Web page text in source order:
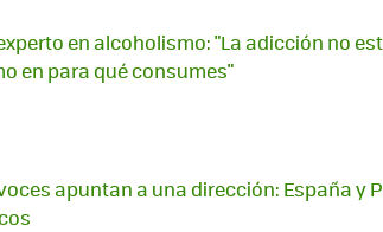
en alcoholismo: "La adicción no
en para qué consumes"
apuntan a una dirección: España y